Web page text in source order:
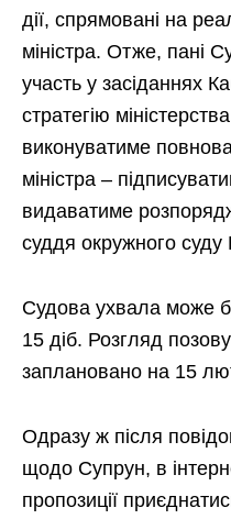
дії, спрямовані на
міністра. Отже, пані
участь у засіданнях
стратегію
виконуватиме
міністра –
видаватиме
суддя окружного суду
Судова ухвала може
15 діб. Розгляд
заплановано на 15
Одразу ж після
щодо Супрун, в
пропозиції